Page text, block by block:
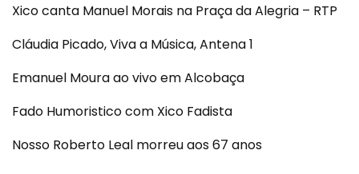
Xico canta Manuel Morais na Praça da Alegria – RTP
Cláudia Picado, Viva a Música, Antena 1
Emanuel Moura ao vivo em Alcobaça
Fado Humoristico com Xico Fadista
Nosso Roberto Leal morreu aos 67 anos